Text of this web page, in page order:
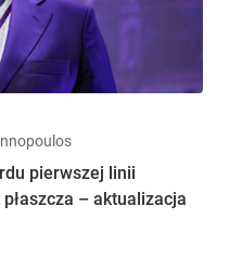
pierwszej linii
– aktualizacja